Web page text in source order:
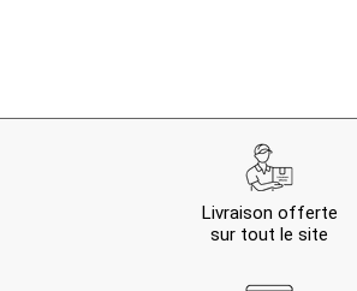
Livraison offerte
sur tout le site